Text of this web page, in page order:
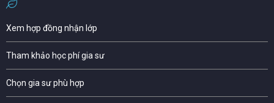
Xem hợp đồng nhận lớp
Tham khảo học phí gia sư
Chọn gia sư phù hợp